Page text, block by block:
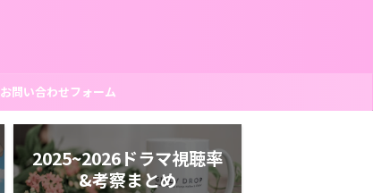
お問い合わせフォーム
2025~2026ドラマ視聴率
&考察まとめ